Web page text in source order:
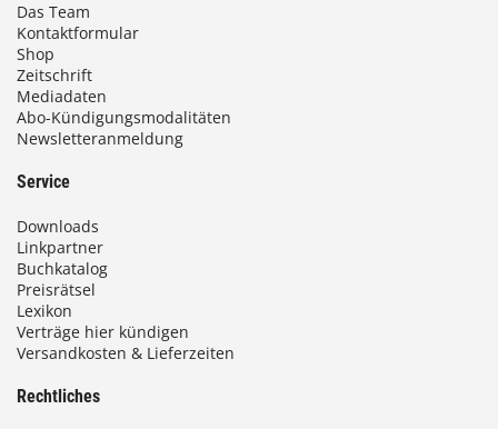
Das Team
Kontaktformular
Shop
Zeitschrift
Mediadaten
Abo-Kündigungsmodalitäten
Newsletteranmeldung
Service
Downloads
Linkpartner
Buchkatalog
Preisrätsel
Lexikon
Verträge hier kündigen
Versandkosten & Lieferzeiten
Rechtliches